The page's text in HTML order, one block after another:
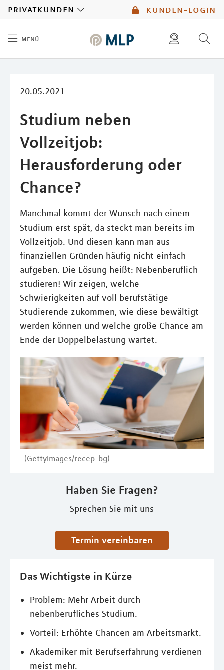
kunden-login
privatkunden
menü
20.05.2021
Studium neben
Vollzeitjob:
Herausforderung oder
Chance?
Manchmal kommt der Wunsch nach einem
Studium erst spät, da steckt man bereits im
Vollzeitjob. Und diesen kann man aus
finanziellen Gründen häufig nicht einfach
aufgeben. Die Lösung heißt: Nebenberuflich
studieren! Wir zeigen, welche
Schwierigkeiten auf voll berufstätige
Studierende zukommen, wie diese bewältigt
werden können und welche große Chance am
Ende der Doppelbelastung wartet.
(GettyImages/recep-bg)
Haben Sie Fragen?
Sprechen Sie mit uns
Termin vereinbaren
Das Wichtigste in Kürze
Problem: Mehr Arbeit durch
nebenberufliches Studium.
Vorteil: Erhöhte Chancen am Arbeitsmarkt.
Akademiker mit Berufserfahrung verdienen
meist mehr.